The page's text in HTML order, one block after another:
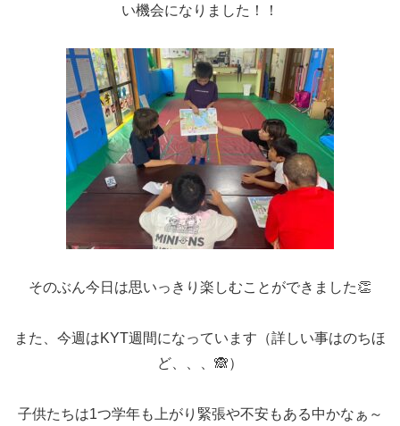
い機会になりました！！
そのぶん今日は思いっきり楽しむことができました👏
また、今週はKYT週間になっています（詳しい事はのちほ
ど、、、🙈）
子供たちは1つ学年も上がり緊張や不安もある中かなぁ～